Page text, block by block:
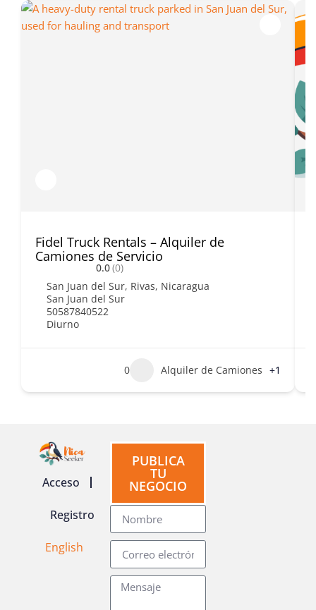
Fidel Truck Rentals – Alquiler de
Camiones de Servicio
0.0(0)
San Juan del Sur, Rivas, Nicaragua
San Juan del Sur
50587840522
Diurno
0 Alquiler de Camiones +1
Acceso
Registro
English
PUBLICA
TU
NEGOCIO